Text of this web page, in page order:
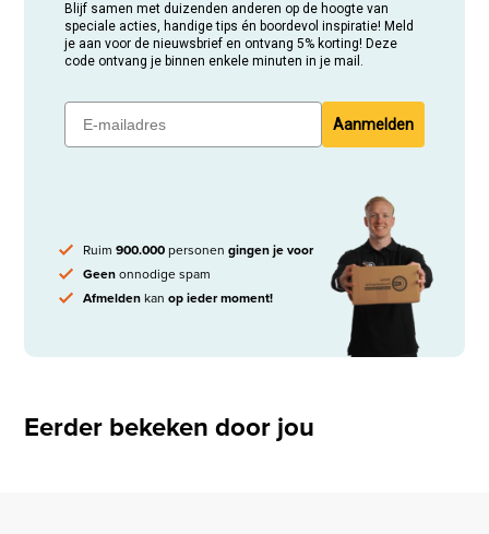
Blijf samen met duizenden anderen op de hoogte van
speciale acties, handige tips én boordevol inspiratie! Meld
je aan voor de nieuwsbrief en ontvang 5% korting! Deze
code ontvang je binnen enkele minuten in je mail.
Aanmelden
Ruim900.000personengingen je voor
Geenonnodige spam
Afmeldenkanop ieder moment!
Eerder bekeken door jou